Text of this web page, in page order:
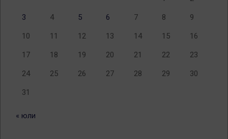
3 4 5 6 7 8 9
10 11 12 13 14 15 16
17 18 19 20 21 22 23
24 25 26 27 28 29 30
31
« юли